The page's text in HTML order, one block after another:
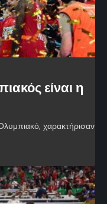
είναι η
χαρακτήρισαν